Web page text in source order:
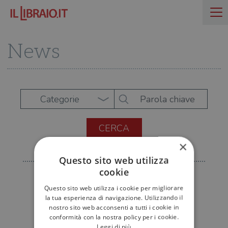
News
Categorie
×
Questo sito web utilizza
cookie
Questo sito web utilizza i cookie per migliorare
la tua esperienza di navigazione. Utilizzando il
nostro sito web acconsenti a tutti i cookie in
conformità con la nostra policy per i cookie.